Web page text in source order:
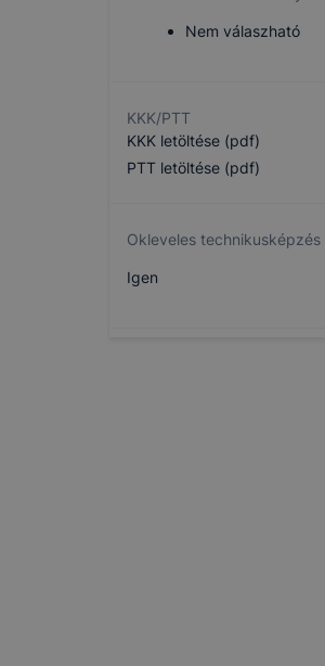
Nem válaszható
KKK/PTT
KKK letöltése (pdf)
PTT letöltése (pdf)
Okleveles technikusképzés
Igen